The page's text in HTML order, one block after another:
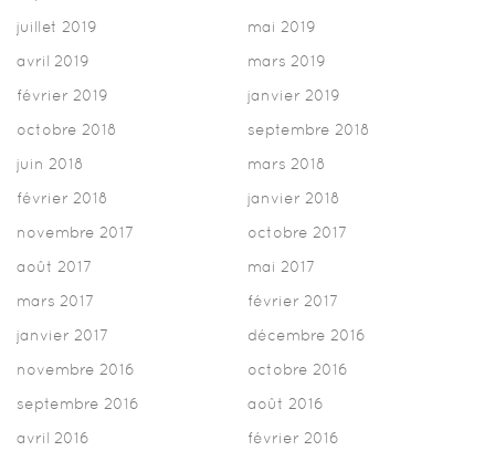
juillet 2019
mai 2019
avril 2019
mars 2019
février 2019
janvier 2019
octobre 2018
septembre 2018
juin 2018
mars 2018
février 2018
janvier 2018
novembre 2017
octobre 2017
août 2017
mai 2017
mars 2017
février 2017
janvier 2017
décembre 2016
novembre 2016
octobre 2016
septembre 2016
août 2016
avril 2016
février 2016